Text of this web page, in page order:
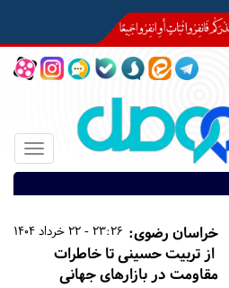
Toggle
23:26 - 22 خرداد 1404 خراسان رضوی:
از تربیت حسینی تا خاطرات
مقاومت در بازارهای جهانی